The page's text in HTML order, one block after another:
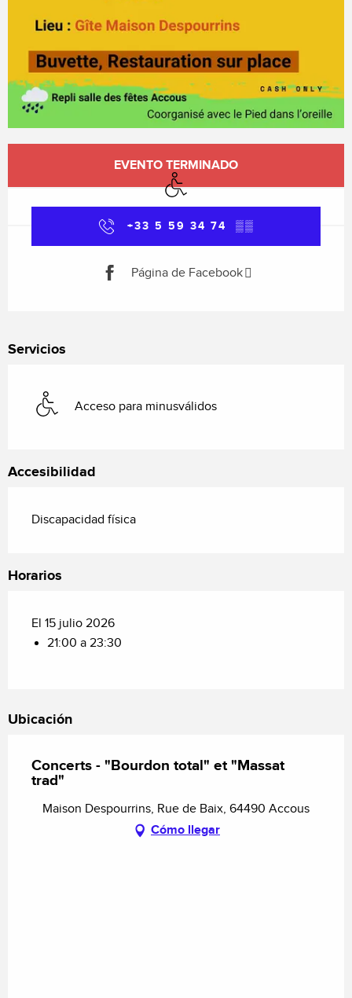
EVENTO TERMINADO
Acceso para minusválidos
+33 5 59 34 74 ▒▒
Página de Facebook
Servicios
Acceso para minusválidos
Accesibilidad
Discapacidad física
Horarios
El 15 julio 2026
21:00 a 23:30
Ubicación
Concerts - "Bourdon total" et "Massat
trad"
Maison Despourrins, Rue de Baix, 64490 Accous
Cómo llegar